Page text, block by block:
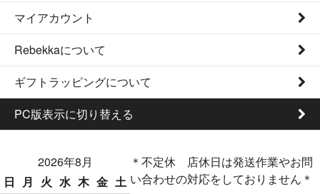
マイアカウント
Rebekkaについて
ギフトラッピングについて
PC版表示に切り替える
2026年8月
日
月 火 水 木 金 土
＊不定休 店休日は発送作業やお問
い合わせの対応をしておりません＊